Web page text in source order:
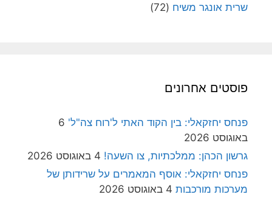
שרית אונגר משיח (72)
פוסטים אחרונים
פנחס יחזקאלי: בין הקוד האתי ל'רוח צה"ל' 6
באוגוסט 2026
גרשון הכהן: ממלכתיות, צו השעה! 4 באוגוסט 2026
פנחס יחזקאלי: אוסף המאמרים על שרידותן של
מערכות מורכבות 4 באוגוסט 2026